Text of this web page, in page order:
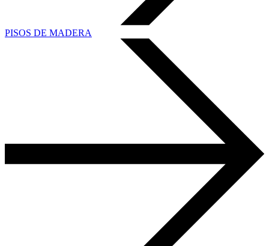
PISOS DE MADERA